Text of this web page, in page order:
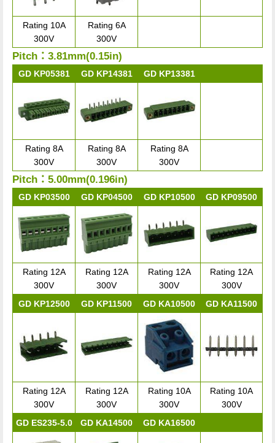
Rating 10A
300V
Rating 6A
300V
Pitch：3.81mm(0.15in)
GD KP05381 GD KP14381 GD KP13381
Rating 8A
300V
Rating 8A
300V
Rating 8A
300V
Pitch：5.00mm(0.196in)
GD KP03500 GD KP04500 GD KP10500 GD KP09500
Rating 12A
300V
Rating 12A
300V
Rating 12A
300V
Rating 12A
300V
GD KP12500
GD KP11500 GD KA10500 GD KA11500
Rating 12A
300V
Rating 12A
300V
Rating 10A
300V
Rating 10A
300V
GD ES235-5.0
GD KA14500 GD KA16500